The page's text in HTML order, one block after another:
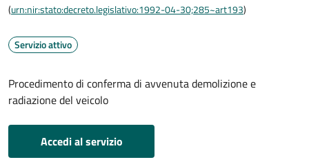
(urn:nir:stato:decreto.legislativo:1992-04-30;285~art193)
Servizio attivo
Procedimento di conferma di avvenuta demolizione e
radiazione del veicolo
Accedi al servizio